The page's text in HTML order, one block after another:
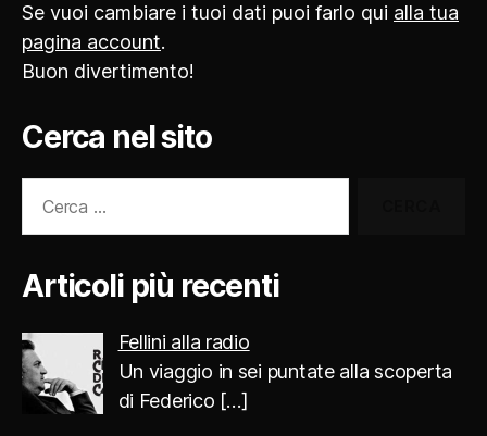
Se vuoi cambiare i tuoi dati puoi farlo qui alla tua
pagina account.
Buon divertimento!
Cerca nel sito
Articoli più recenti
Fellini alla radio
Un viaggio in sei puntate alla scoperta
di Federico […]